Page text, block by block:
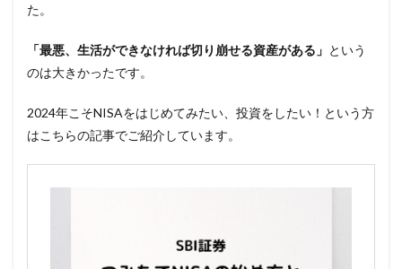
た。
「最悪、生活ができなければ切り崩せる資産がある」 という
のは大きかったです。
2024年こそNISAをはじめてみたい、投資をしたい！という方
はこちらの記事でご紹介しています。